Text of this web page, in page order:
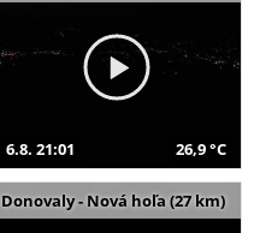
6.8. 21:01 26,9 °C
Donovaly - Nová hoľa (27 km)